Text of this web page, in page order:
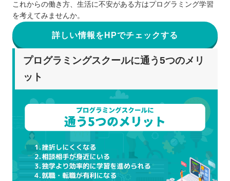
これからの働き方、生活に不安がある方はプログラミング学習
を考えてみませんか。
詳しい情報をHPでチェックする
プログラミングスクールに通う5つのメリ
ット